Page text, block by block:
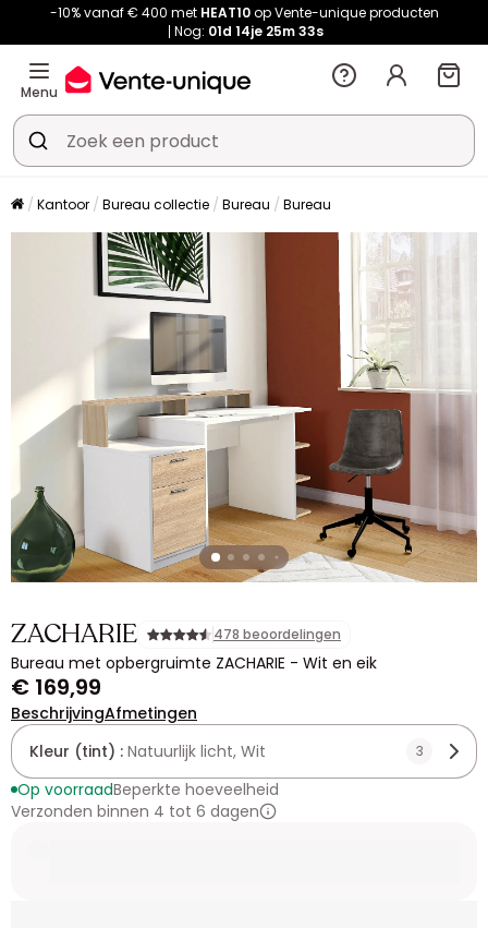
-10% vanaf € 400 met HEAT10op Vente-unique producten
Nog: 01d 14je 25m33s
Menu
Kantoor Bureau collectie Bureau Bureau
ZACHARIE 478 beoordelingen
Bureau met opbergruimte ZACHARIE - Wit en eik
€ 169,99
BeschrijvingAfmetingen
Kleur (tint) : Natuurlijk licht, Wit 3
Op voorraadBeperkte hoeveelheid
Verzonden binnen 4 tot 6 dagen